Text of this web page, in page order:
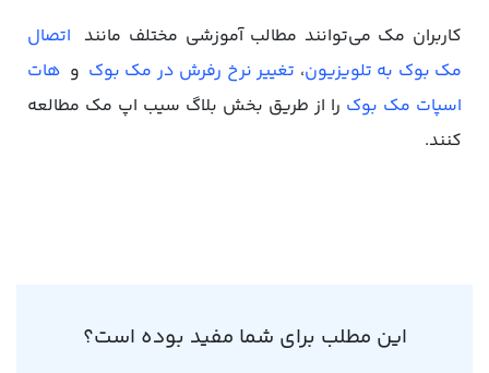
کاربران مک می‌توانند مطالب آموزشی مختلف مانند اتصال
مک بوک به تلویزیون، تغییر نرخ رفرش در مک بوک و هات
اسپات مک بوک را از طریق بخش بلاگ سیب اپ مک مطالعه
کنند.
این مطلب برای شما مفید بوده است؟